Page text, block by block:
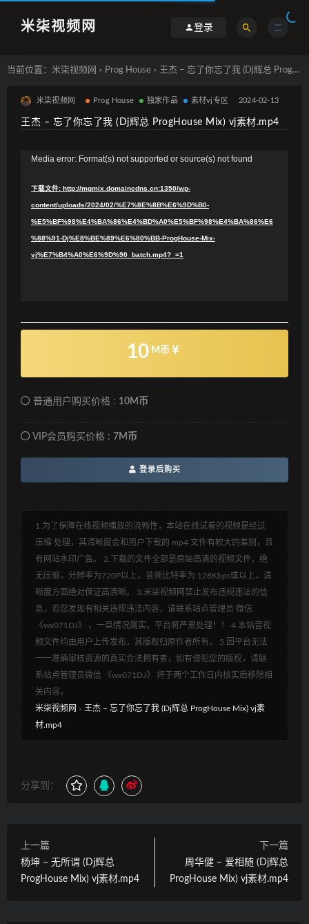
米柒视频网 登录
当前位置： 米柒视频网 > Prog House > 王杰 – 忘了你忘了我 (Dj辉总 ProgHouse Mix) vj素材.mp4
米柒视频网 Prog House 独家作品 素材vj专区 2024-02-13
王杰 – 忘了你忘了我 (Dj辉总 ProgHouse Mix) vj素材.mp4
Media error: Format(s) not supported or source(s) not found
下载文件: http://mqmix.domaincdns.cn:1350/wp-
content/uploads/2024/02/%E7%8E%8B%E6%9D%B0-
%E5%BF%98%E4%BA%86%E4%BD%A0%E5%BF%98%E4%BA%86%E6
%88%91-Dj%E8%BE%89%E6%80%BB-ProgHouse-Mix-
vj%E7%B4%A0%E6%9D%90_batch.mp4?_=1
10 M币
普通用户购买价格 : 10M币
VIP会员购买价格 : 7M币
登录后购买
1.为了保障在线视频播放的流畅性，本站在线试看的视频是经过
压缩 处理，其清晰度会和用户下载的 mp4 文件有较大的差别，且
有网站水印广告。 2.下载的文件全部是原始高清的视频文件，绝
无压缩，分辨率为720P以上，音频比特率为 128Kbps或以上，清
晰度方面绝对保证高清晰。 3.米柒视频网禁止发布违规违法的信
息，若您发现有相关违规违法内容，请联系站点管理员 微信
《wx071DJ》 ，一旦情况属实，平台将严肃处理！！ 4.本站音视
频文件均由用户上传发布，其版权归原作者所有。 5.因平台无法
一一准确审核资源的真实合法拥有者，如有侵犯您的版权，请联
系站点管理员微信 《wx071DJ》 将于两个工作日内核实后移除相
关内容。
米柒视频网 » 王杰 – 忘了你忘了我 (Dj辉总 ProgHouse Mix) vj素
材.mp4
分享到：
上一篇
杨坤 – 无所谓 (Dj辉总
ProgHouse Mix) vj素材.mp4
下一篇
周华健 – 爱相随 (Dj辉总
ProgHouse Mix) vj素材.mp4